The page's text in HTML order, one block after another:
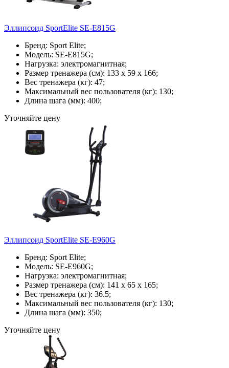
Эллипсоид SportElite SE-E815G
Бренд: Sport Elite;
Модель: SE-E815G;
Нагрузка: электромагнитная;
Размер тренажера (см): 133 х 59 х 166;
Вес тренажера (кг): 47;
Максимальный вес пользователя (кг): 130;
Длина шага (мм): 400;
Уточняйте цену
Эллипсоид SportElite SE-E960G
Бренд: Sport Elite;
Модель: SE-E960G;
Нагрузка: электромагнитная;
Размер тренажера (см): 141 х 65 х 165;
Вес тренажера (кг): 36.5;
Максимальный вес пользователя (кг): 130;
Длина шага (мм): 350;
Уточняйте цену